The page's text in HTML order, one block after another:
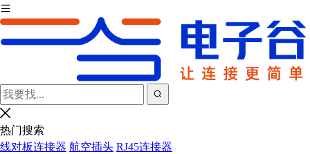
热门搜索
线对板连接器 航空插头 RJ45连接器